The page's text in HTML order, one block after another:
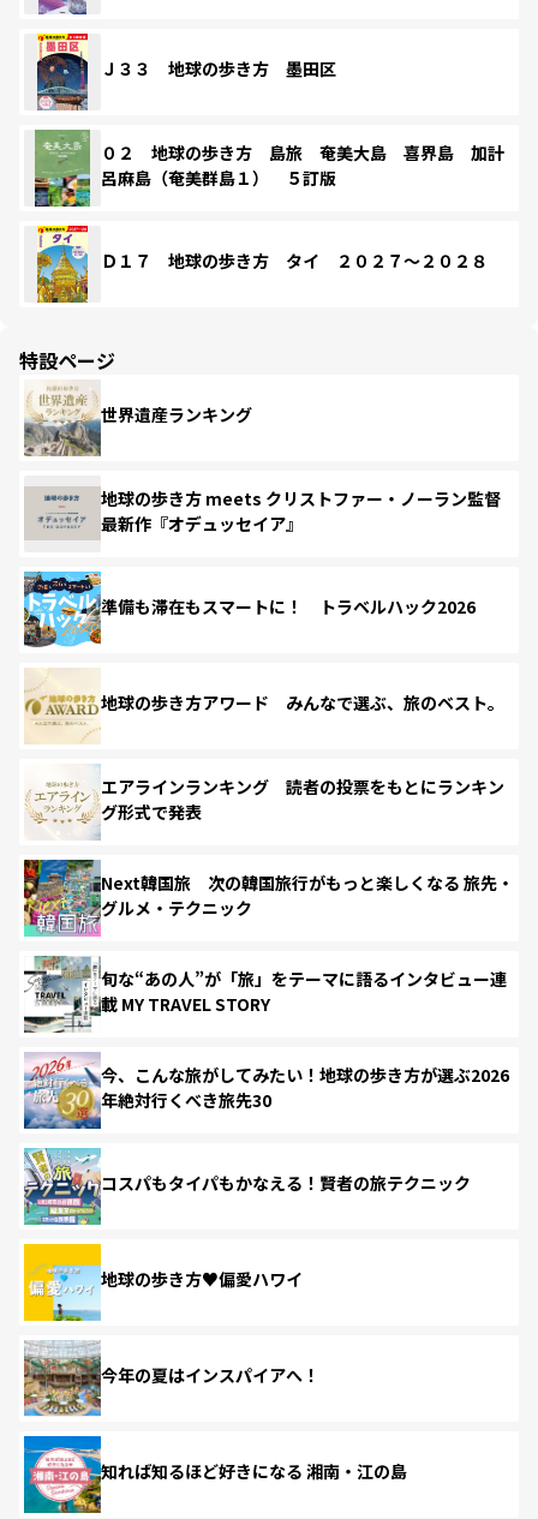
Ｊ３３ 地球の歩き方 墨田区
０２ 地球の歩き方 島旅 奄美大島 喜界島 加計
呂麻島（奄美群島１） ５訂版
Ｄ１７ 地球の歩き方 タイ ２０２７～２０２８
特設ページ
世界遺産ランキング
地球の歩き方 meets クリストファー・ノーラン監督
最新作『オデュッセイア』
準備も滞在もスマートに！ トラベルハック2026
地球の歩き方アワード みんなで選ぶ、旅のベスト。
エアラインランキング 読者の投票をもとにランキン
グ形式で発表
Next韓国旅 次の韓国旅行がもっと楽しくなる 旅先・
グルメ・テクニック
旬な“あの人”が「旅」をテーマに語るインタビュー連
載 MY TRAVEL STORY
今、こんな旅がしてみたい！地球の歩き方が選ぶ2026
年絶対行くべき旅先30
コスパもタイパもかなえる！賢者の旅テクニック
地球の歩き方♥偏愛ハワイ
今年の夏はインスパイアへ！
知れば知るほど好きになる 湘南・江の島